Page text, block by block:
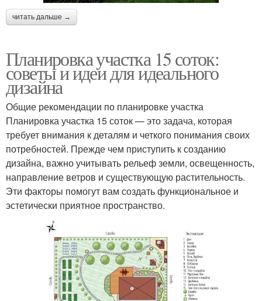
читать дальше →
Планировка участка 15 соток:
советы и идеи для идеального
дизайна
Общие рекомендации по планировке участка
Планировка участка 15 соток — это задача, которая
требует внимания к деталям и четкого понимания своих
потребностей. Прежде чем приступить к созданию
дизайна, важно учитывать рельеф земли, освещенность,
направление ветров и существующую растительность.
Эти факторы помогут вам создать функциональное и
эстетически приятное пространство.